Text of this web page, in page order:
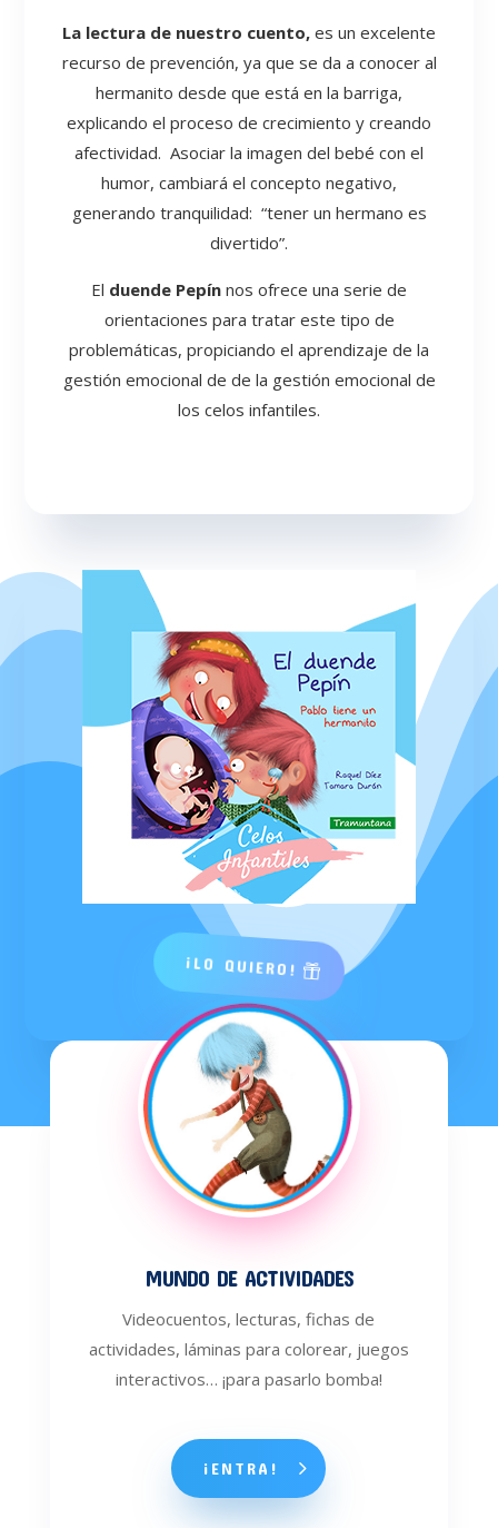
La lectura de nuestro cuento, es un excelente
recurso de prevención, ya que se da a conocer al
hermanito desde que está en la barriga,
explicando el proceso de crecimiento y creando
afectividad. Asociar la imagen del bebé con el
humor, cambiará el concepto negativo,
generando tranquilidad: “tener un hermano es
divertido”.
El duende Pepín nos ofrece una serie de
orientaciones para tratar este tipo de
problemáticas, propiciando el aprendizaje de la
gestión emocional de de la gestión emocional de
los celos infantiles.
¡LO QUIERO!
MUNDO DE ACTIVIDADES
Videocuentos, lecturas, fichas de
actividades, láminas para colorear, juegos
interactivos… ¡para pasarlo bomba!
¡ENTRA!